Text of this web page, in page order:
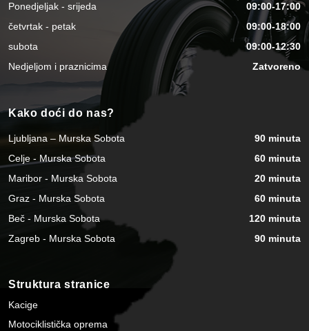
Ponedjeljak - srijeda
09:00-17:00
četvrtak - petak
09:00-18:00
subota
09:00-12:30
Nedjeljom i praznicima
Zatvoreno
Kako doći do nas?
Ljubljana – Murska Sobota
90 minuta
Celje - Murska Sobota
60 minuta
Maribor - Murska Sobota
20 minuta
Graz - Murska Sobota
60 minuta
Beč - Murska Sobota
120 minuta
Zagreb - Murska Sobota
90 minuta
Struktura stranice
Kacige
Motociklistička oprema